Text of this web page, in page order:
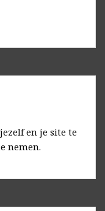
en je site te
nemen.